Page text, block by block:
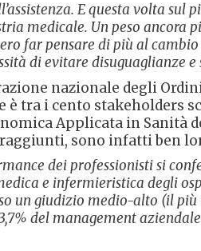
E questa volta
medicale. Un peso ancora
far pensare di più al
di evitare disuguaglianze
nazionale degli
tra i cento stakeholders
Applicata in Sanità
sono infatti ben
dei professionisti si
e infermieristica degli
un giudizio medio-alto (il
del management